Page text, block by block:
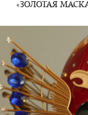
«ЗОЛОТАЯ